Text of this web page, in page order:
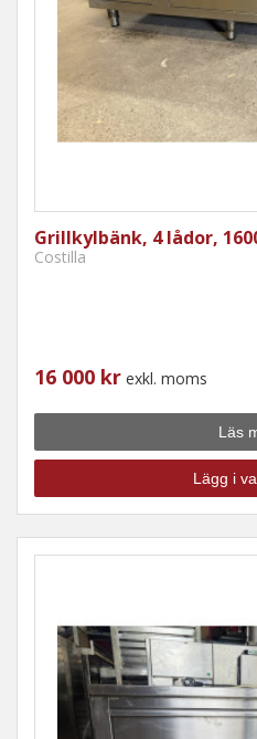
Grillkylbänk, 4 lådor,
Costilla
16 000 kr exkl. moms
Läs
Lägg i